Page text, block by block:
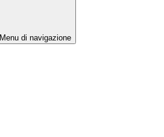
Menu di navigazione